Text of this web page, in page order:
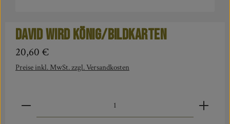
David wird König/Bildkarten
Regulärer Preis:
20,60 €
Preise inkl. MwSt. zzgl. Versandkosten
Produkt Anzahl: Gib den gewünschten Wert ein oder